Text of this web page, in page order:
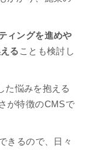
ィングを進めや
る ことも検討し
た悩みを抱える
が特徴のCMSで
きるので、日々